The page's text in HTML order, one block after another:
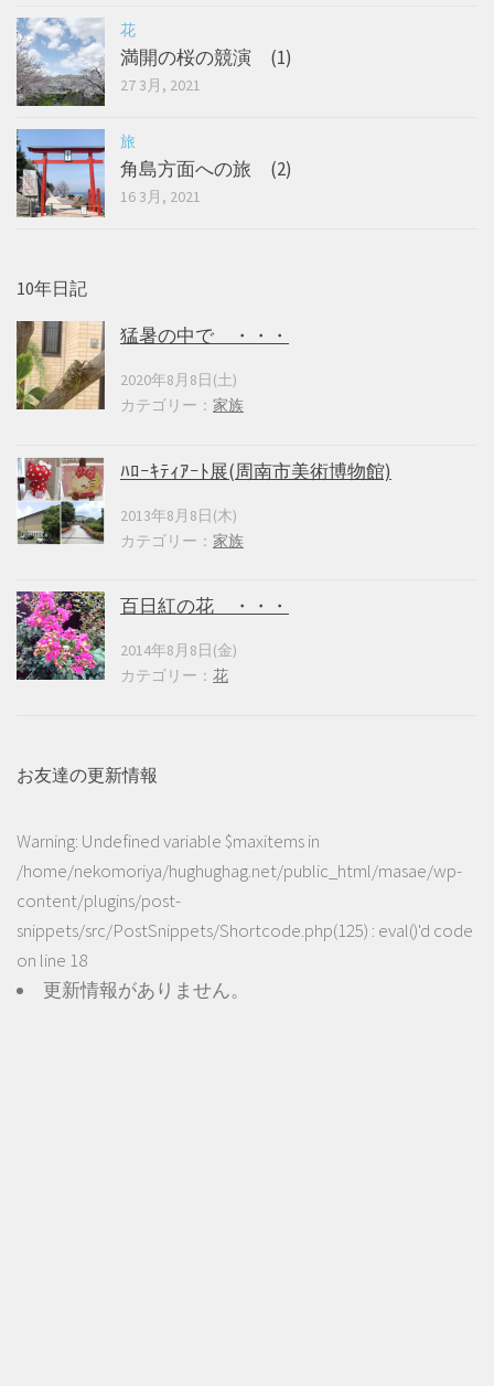
花
満開の桜の競演 (1)
27 3月, 2021
旅
角島方面への旅 (2)
16 3月, 2021
10年日記
猛暑の中で ・・・
2020年8月8日(土)
カテゴリー： 家族
ﾊﾛｰｷﾃｨｱｰﾄ展(周南市美術博物館)
2013年8月8日(木)
カテゴリー： 家族
百日紅の花 ・・・
2014年8月8日(金)
カテゴリー： 花
お友達の更新情報
Warning: Undefined variable $maxitems in
/home/nekomoriya/hughughag.net/public_html/masae/wp-
content/plugins/post-
snippets/src/PostSnippets/Shortcode.php(125) : eval()'d code
on line 18
更新情報がありません。